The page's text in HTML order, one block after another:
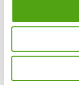
använda rabattkoder,
fungerar som din
När du har hittat de
tar Savier hand om